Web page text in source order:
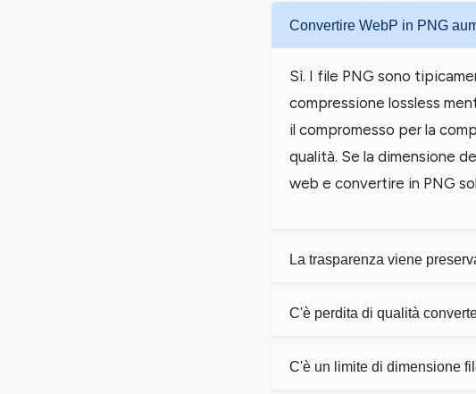
Convertire WebP in PNG
Sì. I file PNG sono
compressione lossless
il compromesso per la
qualità. Se la dimensione
web e convertire in PNG
La trasparenza viene
C'è perdita di qualità
C'è un limite di dimensione